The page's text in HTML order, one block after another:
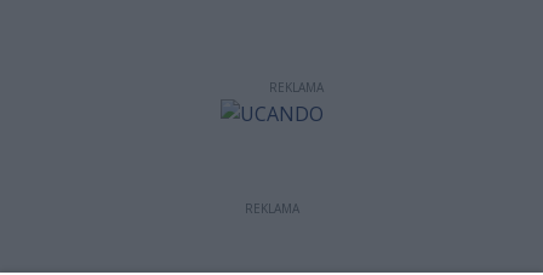
REKLAMA
REKLAMA